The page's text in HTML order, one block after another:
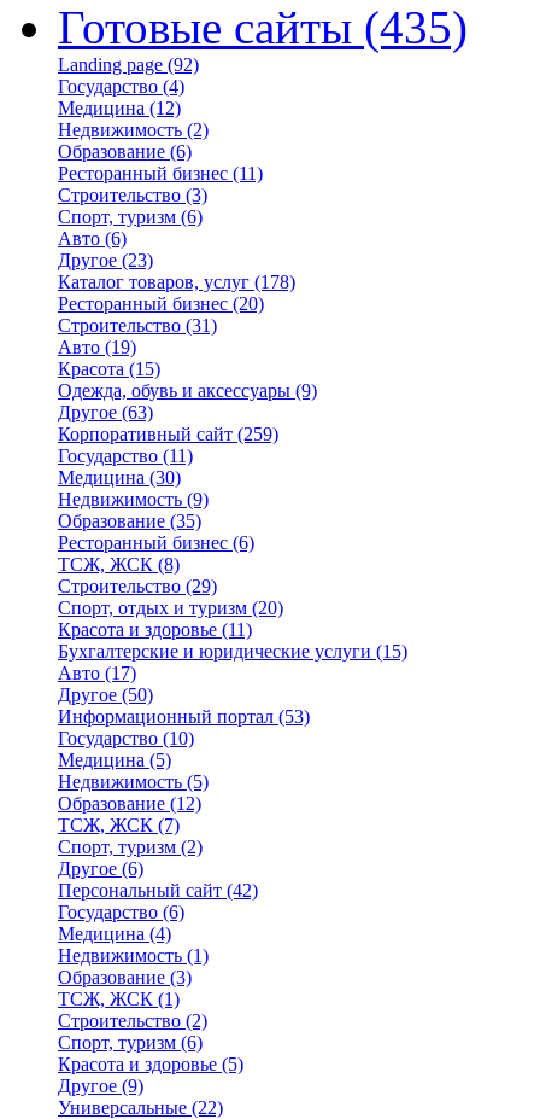
Готовые сайты (435)
Landing page (92)
Государство (4)
Медицина (12)
Недвижимость (2)
Образование (6)
Ресторанный бизнес (11)
Строительство (3)
Спорт, туризм (6)
Авто (6)
Другое (23)
Каталог товаров, услуг (178)
Ресторанный бизнес (20)
Строительство (31)
Авто (19)
Красота (15)
Одежда, обувь и аксессуары (9)
Другое (63)
Корпоративный сайт (259)
Государство (11)
Медицина (30)
Недвижимость (9)
Образование (35)
Ресторанный бизнес (6)
ТСЖ, ЖСК (8)
Строительство (29)
Спорт, отдых и туризм (20)
Красота и здоровье (11)
Бухгалтерские и юридические услуги (15)
Авто (17)
Другое (50)
Информационный портал (53)
Государство (10)
Медицина (5)
Недвижимость (5)
Образование (12)
ТСЖ, ЖСК (7)
Спорт, туризм (2)
Другое (6)
Персональный сайт (42)
Государство (6)
Медицина (4)
Недвижимость (1)
Образование (3)
ТСЖ, ЖСК (1)
Строительство (2)
Спорт, туризм (6)
Красота и здоровье (5)
Другое (9)
Универсальные (22)